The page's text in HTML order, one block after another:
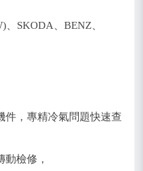
SKODA、BENZ、
件，專精冷氣問題快速查
動檢修，